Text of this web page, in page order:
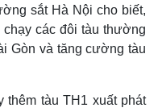
nghệ
điệu
Công nghệ
nghiệm
sắt Hà Nội cho biết,
các đôi tàu thường
Gòn và tăng cường tàu
thêm tàu TH1 xuất phát